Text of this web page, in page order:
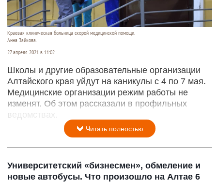
Краевая клиническая больница скорой медицинской помощи.
Анна Зайкова.
27 апреля 2021 в 11:02
Школы и другие образовательные организации
Алтайского края уйдут на каникулы с 4 по 7 мая.
Медицинские организации режим работы не
изменят. Об этом рассказали в профильных
ведомствах.
Читать полностью
Университетский «бизнесмен», обмеление и
новые автобусы. Что произошло на Алтае 6